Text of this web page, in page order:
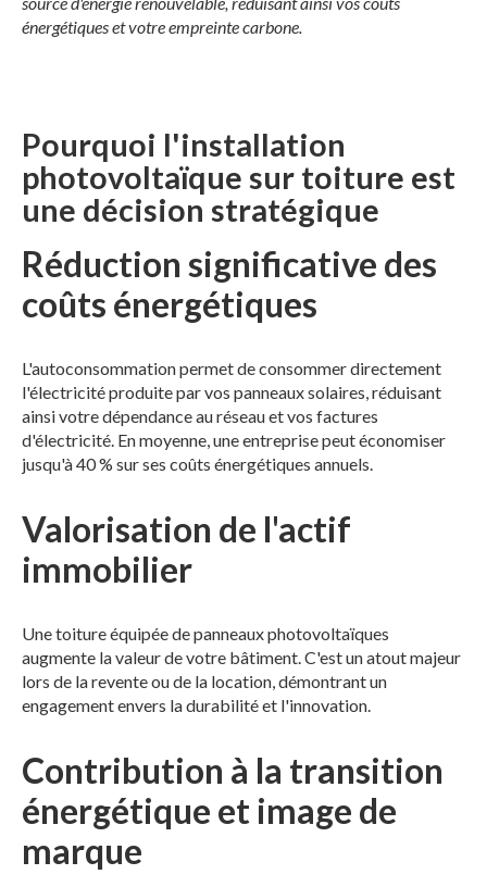
énergétiques et votre empreinte carbone.
Pourquoi l'installation
photovoltaïque sur toiture est
une décision stratégique
Réduction significative des
coûts énergétiques
L'autoconsommation permet de consommer directement
l'électricité produite par vos panneaux solaires, réduisant
ainsi votre dépendance au réseau et vos factures
d'électricité. En moyenne, une entreprise peut économiser
jusqu'à 40 % sur ses coûts énergétiques annuels.
Valorisation de l'actif
immobilier
Une toiture équipée de panneaux photovoltaïques
augmente la valeur de votre bâtiment. C'est un atout majeur
lors de la revente ou de la location, démontrant un
engagement envers la durabilité et l'innovation.
Contribution à la transition
énergétique et image de
marque